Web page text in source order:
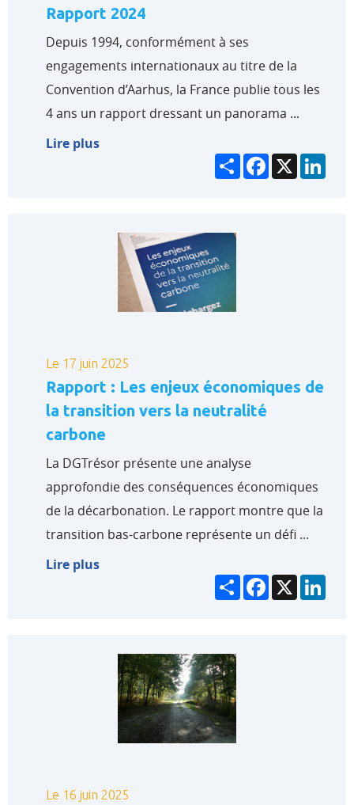
Rapport 2024
Depuis 1994, conformément à ses
engagements internationaux au titre de la
Convention d’Aarhus, la France publie tous les
4 ans un rapport dressant un panorama ...
Lire plus
PartagerFacebook
X
Le 17 juin 2025
Rapport : Les enjeux économiques de
la transition vers la neutralité
carbone
La DGTrésor présente une analyse
approfondie des conséquences économiques
de la décarbonation. Le rapport montre que la
transition bas-carbone représente un défi ...
Lire plus
PartagerFacebook
X
Le 16 juin 2025